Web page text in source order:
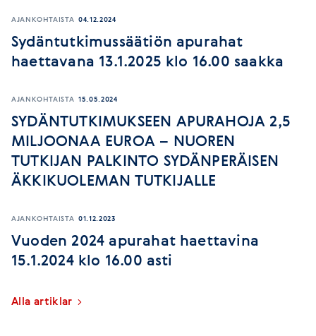
AJANKOHTAISTA 04.12.2024
Sydäntutkimussäätiön apurahat
haettavana 13.1.2025 klo 16.00 saakka
AJANKOHTAISTA 15.05.2024
SYDÄNTUTKIMUKSEEN APURAHOJA 2,5
MILJOONAA EUROA – NUOREN
TUTKIJAN PALKINTO SYDÄNPERÄISEN
ÄKKIKUOLEMAN TUTKIJALLE
AJANKOHTAISTA 01.12.2023
Vuoden 2024 apurahat haettavina
15.1.2024 klo 16.00 asti
Alla artiklar